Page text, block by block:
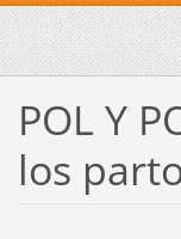
POL Y
los